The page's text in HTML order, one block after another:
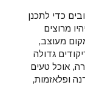
כדי לתכנן
מרוצים
מעוצב,
גדולה
אוכל טעים
ופלאזמות,